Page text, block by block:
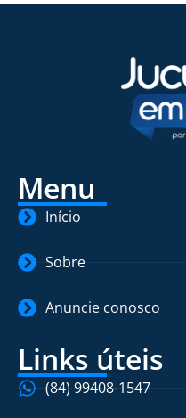
Menu
Início
Sobre
Anuncie conosco
Links úteis
(84) 99408-1547